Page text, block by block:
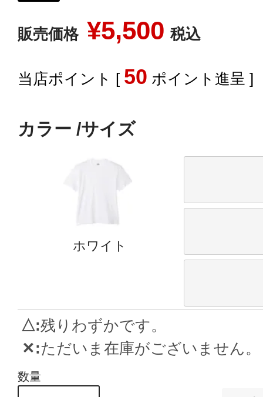
販売価格 ¥5,500 税込
[ 50 ポイント進呈 ]
カラー サイズ
ホワイト
△ 残りわずかです。
✕ ただいま在庫がございません。